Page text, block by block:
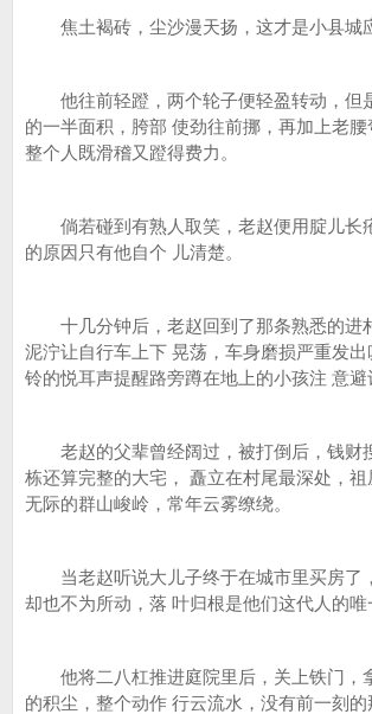
焦土褐砖，尘沙漫天扬，这才是小县城应
他往前轻蹬，两个轮子便轻盈转动，但
的一半面积，胯部 使劲往前挪，再加上老腰
整个人既滑稽又蹬得费力。
倘若碰到有熟人取笑，老赵便用腚儿长
的原因只有他自个 儿清楚。
十几分钟后，老赵回到了那条熟悉的进
泥泞让自行车上下 晃荡，车身磨损严重发
铃的悦耳声提醒路旁蹲在地上的小孩注 意避
老赵的父辈曾经阔过，被打倒后，钱财
栋还算完整的大宅， 矗立在村尾最深处，
无际的群山峻岭，常年云雾缭绕。
当老赵听说大儿子终于在城市里买房了
却也不为所动，落 叶归根是他们这代人的唯
他将二八杠推进庭院里后，关上铁门，
的积尘，整个动作 行云流水，没有前一刻的